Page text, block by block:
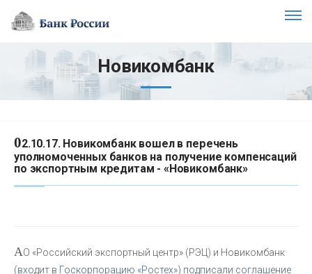
Новикомбанк
02.10.17. Новикомбанк вошел в перечень
уполномоченных банков на получение компенсаций
по экспортным кредитам - «Новикомбанк»
АО «Российский экспортный центр» (РЭЦ) и Новикомбанк
(входит в Госкорпорацию «Ростех») подписали соглашение